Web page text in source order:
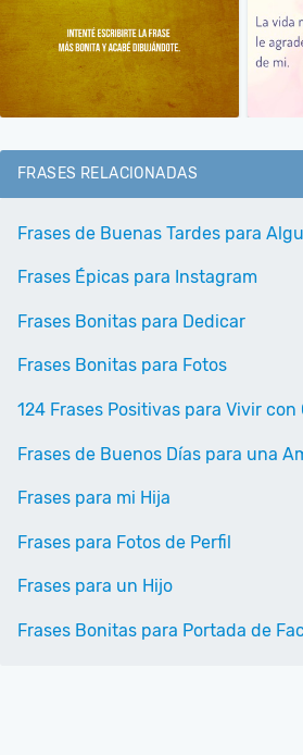
FRASES RELACIONADAS
Frases de Buenas Tardes para
Frases Épicas para Instagram
Frases Bonitas para Dedicar
Frases Bonitas para Fotos
124 Frases Positivas para Vivir con
Frases de Buenos Días para una
Frases para mi Hija
Frases para Fotos de Perfil
Frases para un Hijo
Frases Bonitas para Portada de